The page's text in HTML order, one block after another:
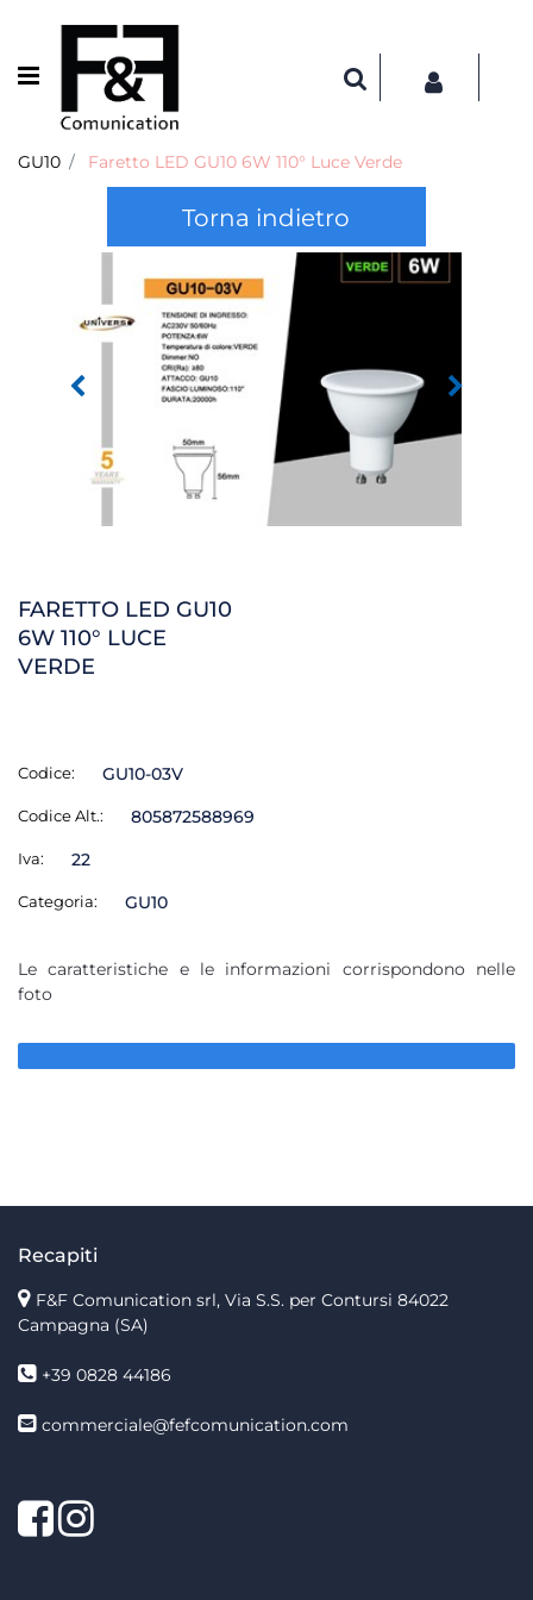
Open menu
GU10 Faretto LED GU10 6W 110° Luce Verde
Torna indietro
FARETTO LED GU10
6W 110° LUCE
VERDE
Codice: GU10-03V
Codice Alt.: 805872588969
Iva: 22
Categoria: GU10
Le caratteristiche e le informazioni corrispondono nelle
foto
Recapiti
F&F Comunication srl, Via S.S. per Contursi 84022
Campagna (SA)
+39 0828 44186
commerciale@fefcomunication.com
Facebook
Twitter